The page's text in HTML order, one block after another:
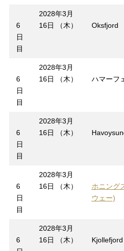
6
日
目
2028年3月
16日 （木）
Oksfjord
6
日
目
2028年3月
16日 （木）
ハマーフ
6
日
目
2028年3月
16日 （木）
6
日
目
2028年3月
16日 （木）
ホニング
ウェー)
6
2028年3月
16日 （木）
Kjollefjord